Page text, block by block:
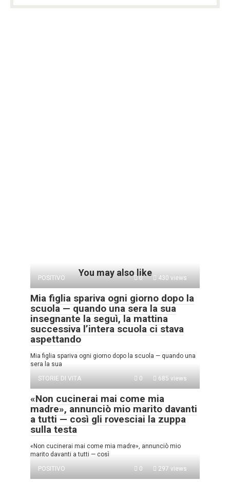
You may also like
POSITIVO 0 430 views
Mia figlia spariva ogni giorno dopo la
scuola — quando una sera la sua
insegnante la seguì, la mattina
successiva l’intera scuola ci stava
aspettando
Mia figlia spariva ogni giorno dopo la scuola — quando una
sera la sua
STORIE DI VITA
0 685 views
«Non cucinerai mai come mia
madre», annunciò mio marito davanti
a tutti — così gli rovesciai la zuppa
sulla testa
«Non cucinerai mai come mia madre», annunciò mio
marito davanti a tutti — così
POSITIVO
0 297 views